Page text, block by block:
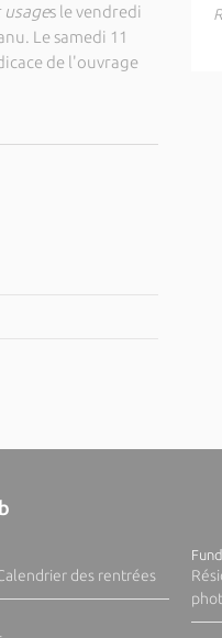
s le vendredi
Le samedi 11
de l'ouvrage
des rentrées